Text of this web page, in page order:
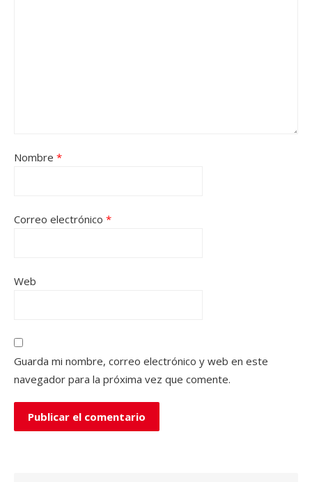
Nombre *
Correo electrónico *
Web
Guarda mi nombre, correo electrónico y web en este
navegador para la próxima vez que comente.